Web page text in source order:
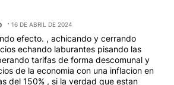
16 DE ABRIL DE 2024
efecto. , achicando y cerrando
echando laburantes pisando las
tarifas de forma descomunal y
de la economia con una inflacion en
del 150% , si la verdad que estan